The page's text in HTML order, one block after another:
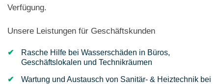
Verfügung.
Unsere Leistungen für Geschäftskunden
Rasche Hilfe bei Wasserschäden in Büros,
Geschäftslokalen und Technikräumen
Wartung und Austausch von Sanitär- & Heiztechnik bei